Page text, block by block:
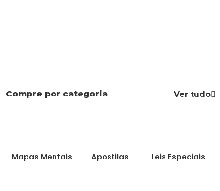
Compre por categoria Ver tudo
Mapas Mentais Apostilas Leis Especiais